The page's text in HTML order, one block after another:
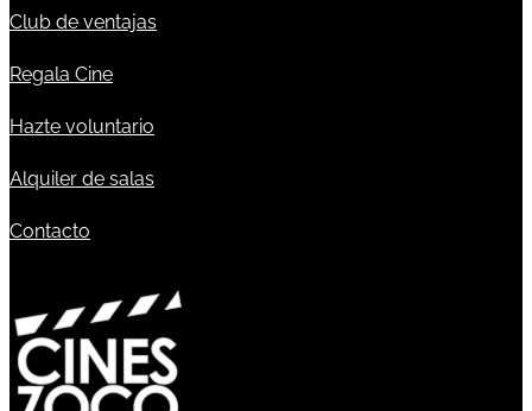
Club de ventajas
Regala Cine
Hazte voluntario
Alquiler de salas
Contacto